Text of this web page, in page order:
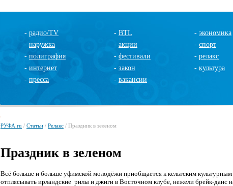
- радио/TV
- наружка
- полиграфия
- интернет
- пресса
- BTL
- акции
- фестивали
- закон
- вакансии
- экономика
- спорт
- релакс
- культура
РУФА.ru / Статьи / Релакс / Праздник в зеленом
Праздник в зеленом
Всё больше и больше уфимской молодёжи приобщается к кельтским
отплясывать ирландские рилы и джиги в Восточном клубе, нежели брейк-данс